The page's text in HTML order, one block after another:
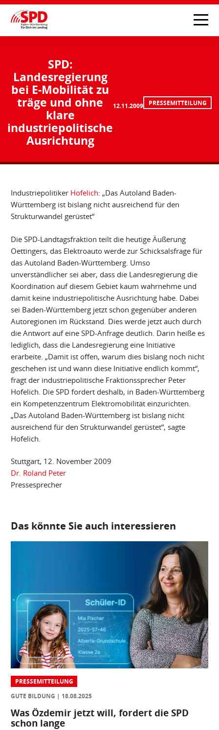
SPD:
Landesregierung
bei E-Mobilität zu
träge und ohne
klare
industriepolitische
Ausrichtung
12.11.2009 PRESSEMITTEILUNG
Industriepolitiker Hofelich: „Das Autoland Baden-
Württemberg ist bislang nicht ausreichend für den
Strukturwandel gerüstet“
Die SPD-Landtagsfraktion teilt die heutige Äußerung
Oettingers, das Elektroauto werde zur Schicksalsfrage für
das Autoland Baden-Württemberg. Umso
unverständlicher sei aber, dass die Landesregierung die
Koordination auf diesem Gebiet kaum wahrnehme und
damit keine industriepolitische Ausrichtung habe. Dabei
sei Baden-Württemberg jetzt schon gegenüber anderen
Autoregionen im Rückstand. Dies werde jetzt auch durch
die Antwort auf eine SPD-Anfrage deutlich. Darin heiße es
lediglich, dass die Landesregierung eine Initiative
erarbeite. „Damit ist offen, warum dies bislang noch nicht
geschehen ist und wann diese Initiative endlich kommt“,
fragt der industriepolitische Fraktionssprecher Peter
Hofelich. Die SPD fordert deshalb, in Baden-Württemberg
ein Kompetenzzentrum Elektromobilität einzurichten.
„Das Autoland Baden-Württemberg ist bislang nicht
ausreichend für den Strukturwandel gerüstet“, sagte
Hofelich.
Stuttgart, 12. November 2009
Dr. Roland Peter
Pressesprecher
Das könnte Sie auch interessieren
PRESSEMITTEILUNG
GUTE BILDUNG
18.08.2025
Was Özdemir jetzt will, fordert die SPD
schon lange